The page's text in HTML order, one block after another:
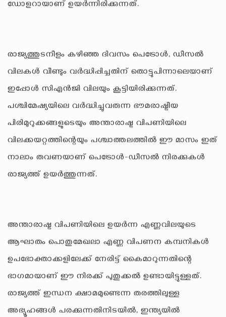
ഡോളറായാണ് ഉയർന്നിരിക്കുന്നത്.
രാജ്യത്തുടനീളം കഴിഞ്ഞ ദിവസം പെട്രോൾ, ഡീസൽ
വിലകൾ വീണ്ടും വർദ്ധിപ്പിച്ചതിന് തൊട്ടുപിന്നാലെയാണ്
ഇപ്പോൾ സിഎൻജി വിലയും കൂട്ടിയിരിക്കുന്നത്.
പശ്ചിമേഷ്യയിലെ വർദ്ധിച്ചുവരുന്ന ഭൗമരാഷ്ട്രീയ
പിരിമുറുക്കങ്ങളുടെയും അന്താരാഷ്ട്ര വിപണിയിലെ
വിലക്കയറ്റത്തിന്റെയും പശ്ചാത്തലത്തിൽ ഈ മാസം ഇത്
നാലാം തവണയാണ് പെട്രോൾ-ഡീസൽ നിരക്കുകൾ
രാജ്യത്ത് ഉയർത്തുന്നത്.
അന്താരാഷ്ട്ര വിപണിയിലെ ഉയർന്ന എണ്ണവിലയുടെ
ആഘാതം പൊതുമേഖലാ എണ്ണ വിപണന കമ്പനികൾ
ഉപഭോക്താക്കളിലേക്ക് നേരിട്ട് കൈമാറുന്നതിന്റെ
ഭാഗമായാണ് ഈ നിരക്ക് പുതുക്കൽ ഉണ്ടായിട്ടുള്ളത്.
രാജ്യത്ത് ഇന്ധന ക്ഷാമമുണ്ടെന്ന തരത്തിലുള്ള
അഭ്യൂഹങ്ങൾ പരക്കുന്നതിനിടയിൽ, ഇന്ത്യയിൽ